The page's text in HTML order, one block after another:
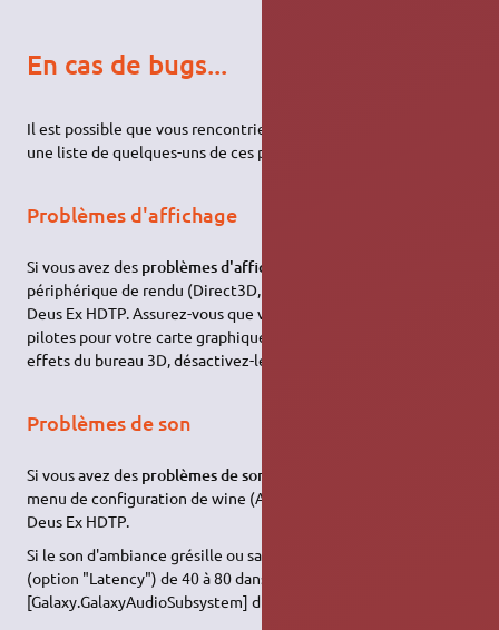
En cas de bugs...
Il est possible que vous rencontriez différents problèmes. Voici
une liste de quelques-uns de ces problèmes avec une solution.
Problèmes d'affichage
Si vous avez des problèmes d'affichage
périphérique de rendu (Direct3D, par exemple) ou supprimez
Deus Ex HDTP. Assurez-vous que vous avez bien les derniers
pilotes pour votre carte graphique ! Si vous avez activé les
effets du bureau 3D, désactivez-les.
Problèmes de son
Si vous avez des problèmes de son
menu de configuration de wine (ALSA,
Deus Ex HDTP.
Si le son d'ambiance grésille ou saccade, passez la latence
(option "Latency") de 40 à 80 dans la section
[Galaxy.GalaxyAudioSubsystem] du fichier